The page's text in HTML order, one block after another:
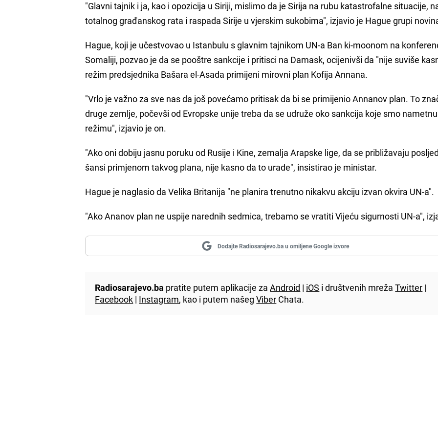
"Glavni tajnik i ja, kao i opozicija u Siriji, mislimo da je Sirija na rubu katastrofalne situacije,
totalnog građanskog rata i raspada Sirije u vjerskim sukobima", izjavio je Hague grupi
Hague, koji je učestvovao u Istanbulu s glavnim tajnikom UN-a Ban ki-moonom na
Somaliji, pozvao je da se pooštre sankcije i pritisci na Damask, ocijenivši da "nije suviše
režim predsjednika Bašara el-Asada primijeni mirovni plan Kofija Annana.
"Vrlo je važno za sve nas da još povećamo pritisak da bi se primijenio Annanov plan. To
druge zemlje, počevši od Evropske unije treba da se udruže oko sankcija koje smo
režimu", izjavio je on.
"Ako oni dobiju jasnu poruku od Rusije i Kine, zemalja Arapske lige, da se približavaju
šansi primjenom takvog plana, nije kasno da to urade", insistirao je ministar.
Hague je naglasio da Velika Britanija "ne planira trenutno nikakvu akciju izvan okvira UN-a".
"Ako Ananov plan ne uspije narednih sedmica, trebamo se vratiti Vijeću sigurnosti UN-a",
Dodajte Radiosarajevo.ba u omiljene Google izvore
Radiosarajevo.ba pratite putem aplikacije zaAndroid | iOS i društvenih mrežaTwitter |
Facebook | Instagram, kao i putem našegViber Chata.